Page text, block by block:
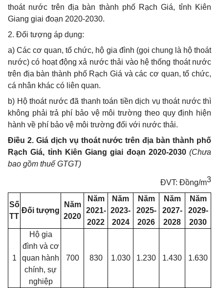
thoát nước trên địa bàn thành phố Rạch Giá, tỉnh Kiên
Giang giai đoạn 2020-2030.
2. Đối tượng áp dụng:
a) Các cơ quan, tổ chức, hộ gia đình (gọi chung là hộ thoát
nước) có hoạt động xả nước thải vào hệ thống thoát nước
trên địa bàn thành phố Rạch Giá và các cơ quan, tổ chức,
cá nhân khác có liên quan.
b) Hộ thoát nước đã thanh toán tiền dịch vụ thoát nước thì
không phải trả phí bảo vệ môi trường theo quy định hiện
hành về phí bảo vệ môi trường đối với nước thải.
Điều 2. Giá dịch vụ thoát nước trên địa bàn thành phố
Rạch Giá, tỉnh Kiên Giang giai đoạn 2020-2030 (Chưa
bao gồm thuế GTGT)
ĐVT: Đồng/m3
Số
TT
Đối tượng
Năm
2020
Năm
2021-
2022
Năm
2023-
2024
Năm
2025-
2026
Năm
2027-
2028
Năm
2029-
2030
1
Hộ gia
đình và cơ
quan hành
chính, sự
nghiệp
700 830 1.030 1.230 1.430 1.630